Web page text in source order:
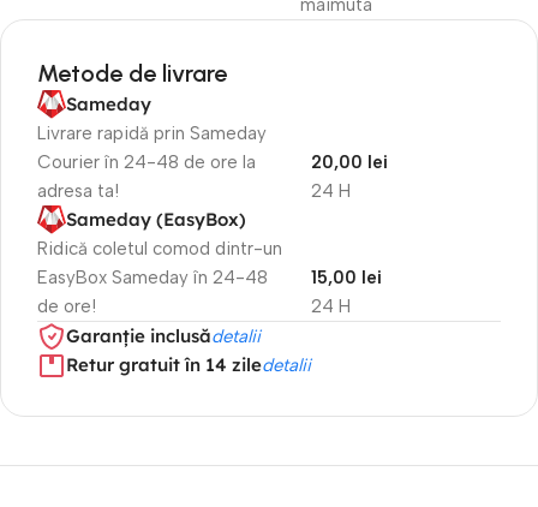
maimuta
Metode de livrare
Sameday
Livrare rapidă prin Sameday
Courier în 24-48 de ore la
adresa ta!
24 H
20,00 lei
Sameday (EasyBox)
Ridică coletul comod dintr-un
EasyBox Sameday în 24-48
de ore!
24 H
15,00 lei
Garanție inclusădetalii
Retur gratuit în 14 ziledetalii